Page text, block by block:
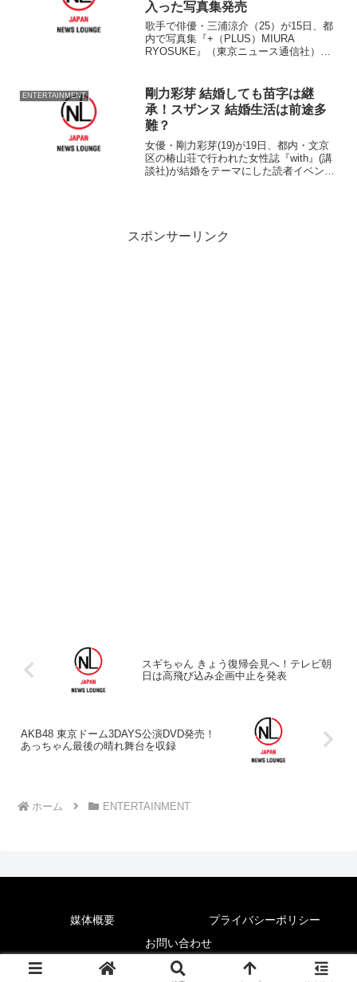
入った写真集発売
歌手で俳優・三浦涼介（25）が15日、都
内で写真集『+（PLUS）MIURA
RYOSUKE』（東京ニュース通信社）発
のアンク役でブレークし、今年7月にはア
ーティ...
ENTERTAINMENT
剛力彩芽 結婚しても苗字は継
承！スザンヌ 結婚生活は前途多
難？
女優・剛力彩芽(19)が19日、都内・文京
区の椿山荘で行われた女性誌『with』(講
談社)が結婚をテーマにした読者イベント
スポンサーリンク
スギちゃん きょう復帰会見へ！テレビ朝
日は高飛び込み企画中止を発表
AKB48 東京ドーム3DAYS公演DVD発売！
あっちゃん最後の晴れ舞台を収録
ホーム ENTERTAINMENT
媒体概要
プライバシーポリシー
お問い合わせ
© 2025 News Lounge.